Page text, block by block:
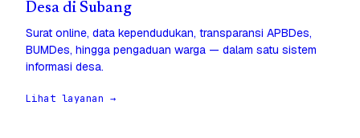
Desa di Subang
Surat online, data kependudukan, transparansi APBDes,
BUMDes, hingga pengaduan warga — dalam satu sistem
informasi desa.
Lihat layanan →